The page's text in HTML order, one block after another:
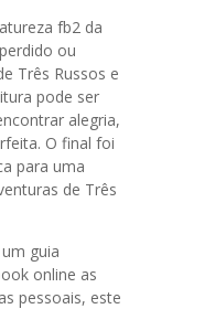
fb2 da
ou
Três Russos e
pode ser
alegria,
O final foi
para uma
de Três
guia
online as
pessoais, este